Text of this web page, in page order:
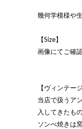
幾何学模様や
【Size】
画像にてご確
【ヴィンテー
当店で扱うア
入してきたも
ソンべ焼きは